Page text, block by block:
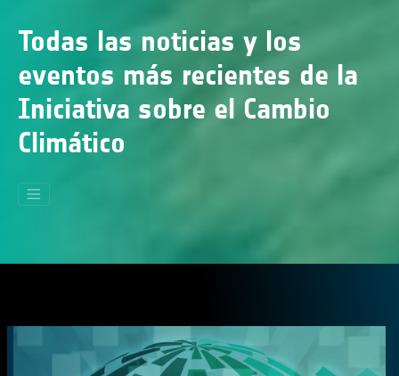
Todas las noticias y los
eventos más recientes de la
Iniciativa sobre el Cambio
Climático